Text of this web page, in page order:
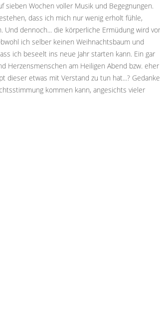
Wochen voller Musik und Begegnungen.
dass ich mich nur wenig erholt fühle,
dennoch... die körperliche Ermüdung wird
ich selber keinen Weihnachtsbaum und
ich beseelt ins neue Jahr starten kann. Ein gar
Herzensmenschen am Heiligen Abend bzw.
dieser etwas mit Verstand zu tun hat...?
kommen kann, angesichts vieler